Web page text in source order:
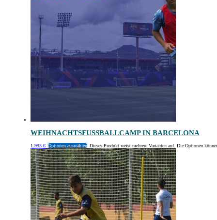
WEIHNACHTSFUSSBALLCAMP IN BARCELONA
1.995 € Optionen auswählen Dieses Produkt weist mehrere Varianten auf. Die Optionen